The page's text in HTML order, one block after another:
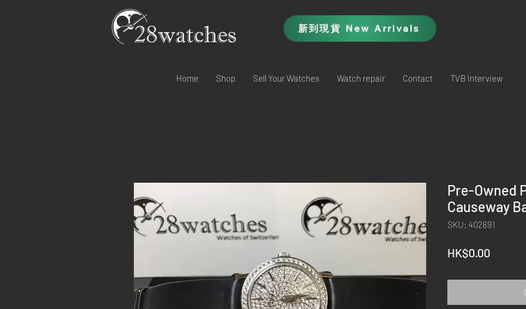
新到現貨 New Arrivals
Home Shop Sell Your Watches Watch repair Contact TVB Interview
Pre-Owned
Causeway
SKU: 402891
HK$0.00